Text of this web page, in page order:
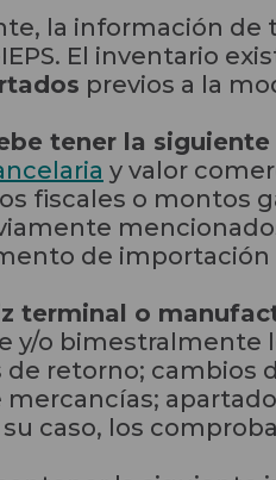
la información de
El inventario
previos a la
tener la
y valor
fiscales o montos
de
terminal o
y/o bimestralmente
retorno; cambios
caso, los